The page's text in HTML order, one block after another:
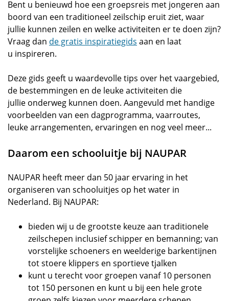
Bent u benieuwd hoe een groepsreis met jongeren aan
boord van een traditioneel zeilschip eruit ziet, waar
jullie kunnen zeilen en welke activiteiten er te doen zijn?
Vraag dan de gratis inspiratiegids aan en laat
u inspireren.
Deze gids geeft u waardevolle tips over het vaargebied,
de bestemmingen en de leuke activiteiten die
jullie onderweg kunnen doen. Aangevuld met handige
voorbeelden van een dagprogramma, vaarroutes,
leuke arrangementen, ervaringen en nog veel meer...
Daarom een schooluitje bij NAUPAR
NAUPAR heeft meer dan 50 jaar ervaring in het
organiseren van schooluitjes op het water in
Nederland. Bij NAUPAR:
bieden wij u de grootste keuze aan traditionele
zeilschepen inclusief schipper en bemanning; van
vorstelijke schoeners en weelderige barkentijnen
tot stoere klippers en sportieve tjalken
kunt u terecht voor groepen vanaf 10 personen
tot 150 personen en kunt u bij een hele grote